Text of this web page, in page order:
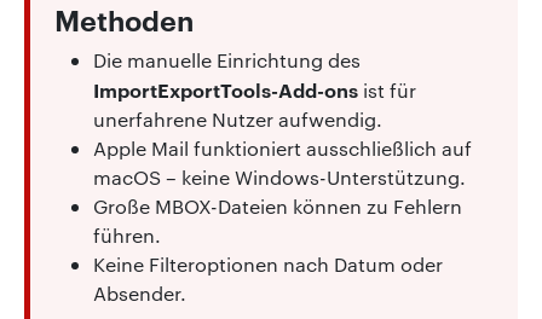
Methoden
Die manuelle Einrichtung des
ImportExportTools-Add-ons ist für
unerfahrene Nutzer aufwendig.
Apple Mail funktioniert ausschließlich auf
macOS – keine Windows-Unterstützung.
Große MBOX-Dateien können zu Fehlern
führen.
Keine Filteroptionen nach Datum oder
Absender.